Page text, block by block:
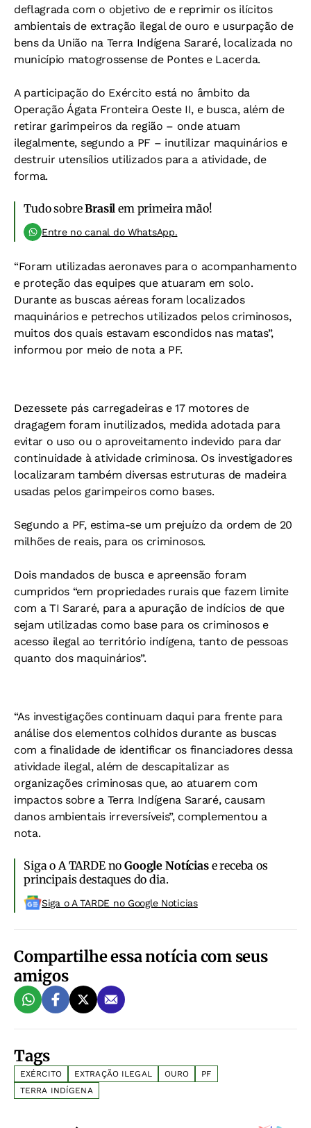
deflagrada com o objetivo de e reprimir os ilícitos
ambientais de extração ilegal de ouro e usurpação de
bens da União na Terra Indígena Sararé, localizada no
município matogrossense de Pontes e Lacerda.
A participação do Exército está no âmbito da
Operação Ágata Fronteira Oeste II, e busca, além de
retirar garimpeiros da região – onde atuam
ilegalmente, segundo a PF – inutilizar maquinários e
destruir utensílios utilizados para a atividade, de
forma.
Tudo sobreBrasil em primeira mão!
Entre no canal do WhatsApp.
“Foram utilizadas aeronaves para o acompanhamento
e proteção das equipes que atuaram em solo.
Durante as buscas aéreas foram localizados
maquinários e petrechos utilizados pelos criminosos,
muitos dos quais estavam escondidos nas matas”,
informou por meio de nota a PF.
Dezessete pás carregadeiras e 17 motores de
dragagem foram inutilizados, medida adotada para
evitar o uso ou o aproveitamento indevido para dar
continuidade à atividade criminosa. Os investigadores
localizaram também diversas estruturas de madeira
usadas pelos garimpeiros como bases.
Segundo a PF, estima-se um prejuízo da ordem de 20
milhões de reais, para os criminosos.
Dois mandados de busca e apreensão foram
cumpridos “em propriedades rurais que fazem limite
com a TI Sararé, para a apuração de indícios de que
sejam utilizadas como base para os criminosos e
acesso ilegal ao território indígena, tanto de pessoas
quanto dos maquinários”.
“As investigações continuam daqui para frente para
análise dos elementos colhidos durante as buscas
com a finalidade de identificar os financiadores dessa
atividade ilegal, além de descapitalizar as
organizações criminosas que, ao atuarem com
impactos sobre a Terra Indígena Sararé, causam
danos ambientais irreversíveis”, complementou a
nota.
Siga o A TARDE noGoogle Notíciase receba os
principais destaques do dia.
Siga o A TARDE no Google Noticias
Compartilhe essa notícia com seus
amigos
Tags
EXÉRCITO EXTRAÇÃO ILEGAL OURO
PF
TERRA INDÍGENA